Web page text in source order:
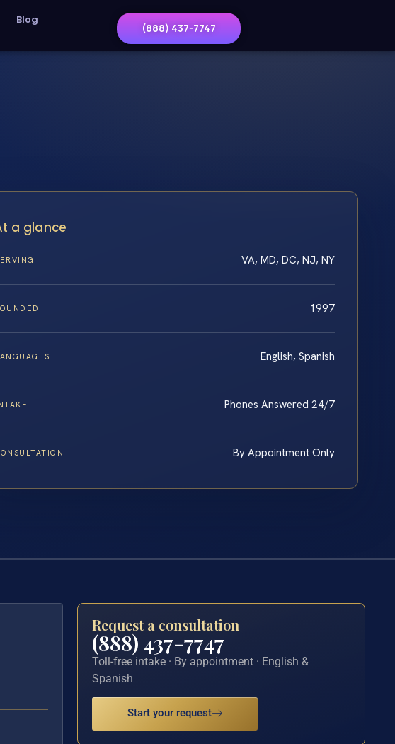
Blog
(888) 437-7747
a glance
VA, MD, DC, NJ, NY
1997
English, Spanish
Phones Answered 24/7
By Appointment Only
Request a consultation
(888) 437-7747
Toll-free intake · By appointment · English &
Spanish
Start your request